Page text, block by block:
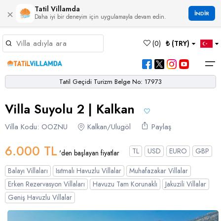
× Tatil Villamda
Daha iyi bir deneyim için uygulamayla devam edin. İNDİR
(0) ₺ (TRY)
Hakkımızda
Bölgeler
Bölgeler
Bodrum
Turgutreis
Çeşme
Alaçatı
Germiyan
Dalaman
Çalış
Çamköy
Çatalarık
Çiftlik
Eldirek
Bornova
Akbel
Bezirgan
Çavdır
Çayköy
Hacıoğlan
Ağullu
Bayındır
Çukurbağ
Gökçeören
Gökseki
Çamlı
Selimiye
Boğaziçi
Eşen
Karadere
Yakabağ
Villa Seçeneklerimiz
Villa Seçeneklerimiz
Balayı Villaları
Çift Jakuzili Villalar
Çocuk Havuzlu Villalar
Çocuk Oyun Alanı Olan Villalar
Blog
Tatil Geçidi Turizm Belge No: 17973
Villa Suyolu 2 | Kalkan
Villa Kodu: OOZNU Kalkan/Ulugöl Paylaş
6.000 TL 'den başlayan fiyatlar TL USD EURO
GBP
Balayı Villaları
Isıtmalı Havuzlu Villalar
Muhafazakar Villalar
Erken Rezervasyon Villaları
Havuzu Tam Korunaklı
Jakuzili Villalar
Geniş Havuzlu Villalar
Dil Seçiniz
German Italian Russian
Kur Seçiniz
Türk Lirası
TRY- TL
EURO
EUR - € USD
GBP- £
Favorilerim
Müsaitlik Takvimi
Müsaitlik Takvimi >